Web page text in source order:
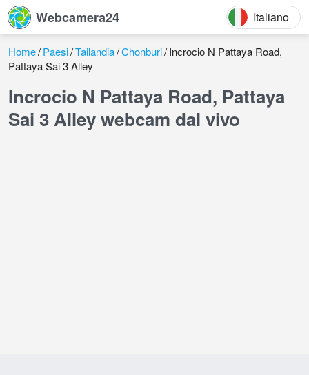
Webcamera24 Italiano
Home Paesi Tailandia Chonburi Incrocio N Pattaya Road,
Pattaya Sai 3 Alley
Incrocio N Pattaya Road, Pattaya
Sai 3 Alley webcam dal vivo